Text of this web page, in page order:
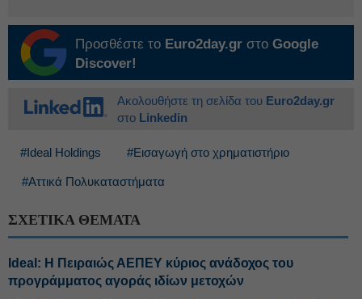
Προσθέστε το Euro2day.gr στο Google
Discover!
Ακολουθήστε τη σελίδα του Euro2day.gr
στο Linkedin
#Ideal Holdings #Εισαγωγή στο χρηματιστήριο
#Αττικά Πολυκαταστήματα
ΣΧΕΤΙΚΑ ΘΕΜΑΤΑ
Ideal: Η Πειραιώς ΑΕΠΕΥ κύριος ανάδοχος του
προγράμματος αγοράς ιδίων μετοχών